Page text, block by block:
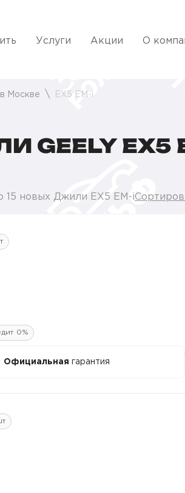
Услуги Акции О
Москве EX5 EM-i
EX5
15 новых Джили EX5 EM-i
0%
Официальная гарантия